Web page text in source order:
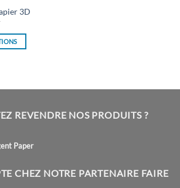
3D
REVENDRE NOS PRODUITS ?
Paper
CHEZ NOTRE PARTENAIRE FAIRE